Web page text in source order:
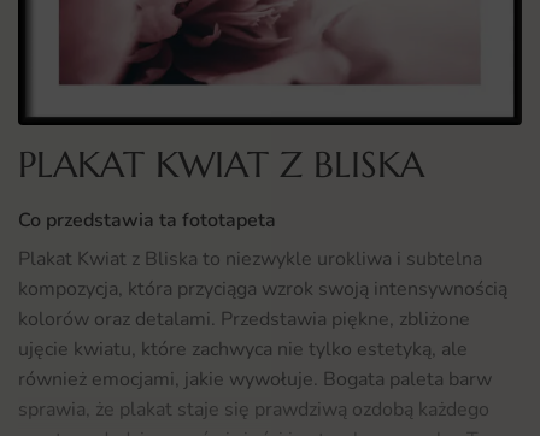
PLAKAT KWIAT Z BLISKA
Co przedstawia ta fototapeta
Plakat Kwiat z Bliska to niezwykle urokliwa i subtelna
kompozycja, która przyciąga wzrok swoją intensywnością
kolorów oraz detalami. Przedstawia piękne, zbliżone
ujęcie kwiatu, które zachwyca nie tylko estetyką, ale
również emocjami, jakie wywołuje. Bogata paleta barw
sprawia, że plakat staje się prawdziwą ozdobą każdego